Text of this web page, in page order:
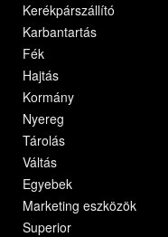
Kerékpárszállító
Karbantartás
Fék
Hajtás
Kormány
Nyereg
Tárolás
Váltás
Egyebek
Marketing eszközök
Superior